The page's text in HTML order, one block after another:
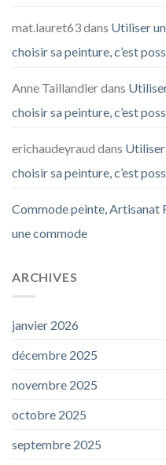
mat.lauret63dans Utiliser
choisir sa peinture, c’est
Anne Taillandierdans
choisir sa peinture, c’est
erichaudeyraud dans Utiliser
choisir sa peinture, c’est
Commode peinte, Artisanat
une commode
ARCHIVES
janvier 2026
décembre 2025
novembre 2025
octobre 2025
septembre 2025